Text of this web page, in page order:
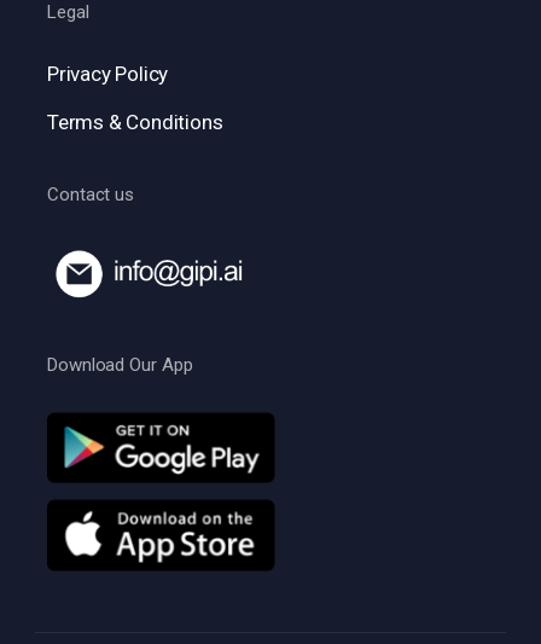
Legal
Privacy Policy
Terms & Conditions
Contact us
Download Our App